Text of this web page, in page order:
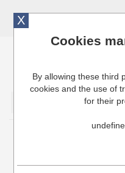
Cuisinresto: Ustensiles
X
Cookies
By allowing these third
cookies and the use of
for their